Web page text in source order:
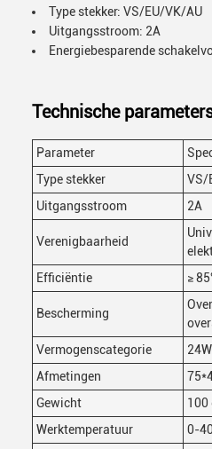
Type stekker: VS/EU/VK/AU
Uitgangsstroom: 2A
Energiebesparende
Technische
Parameter
Type stekker
VS/
Uitgangsstroom
2A
Verenigbaarheid
Efficiëntie
≥
Bescherming
Vermogenscategorie
24W
Afmetingen
Gewicht
100
Werktemperatuur
0-